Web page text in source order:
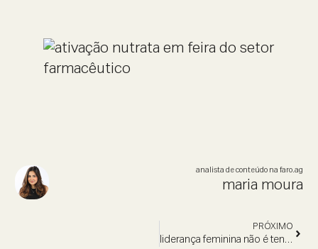
analista de conteúdo na faro.ag
maria moura
PRÓXIMO
liderança feminina não é tendência.é correção histórica.